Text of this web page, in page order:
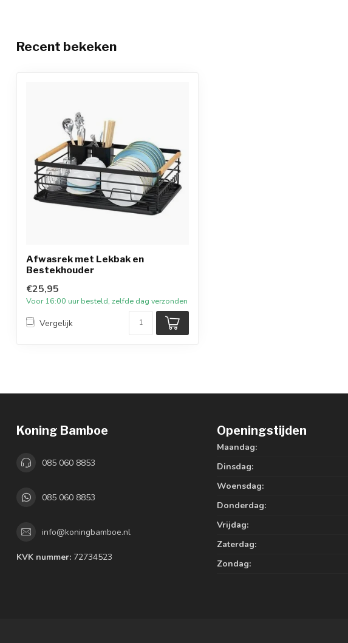
Recent bekeken
Afwasrek met Lekbak en
Bestekhouder
€25,95
Voor 16:00 uur besteld, zelfde dag verzonden
Vergelijk
Koning Bamboe
085 060 8853
085 060 8853
info@koningbamboe.nl
KVK nummer: 72734523
Openingstijden
Maandag:
Dinsdag:
Woensdag:
Donderdag:
Vrijdag:
Zaterdag:
Zondag: